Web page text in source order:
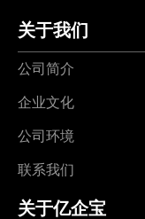
关于我们
公司简介
企业文化
公司环境
联系我们
关于亿企宝